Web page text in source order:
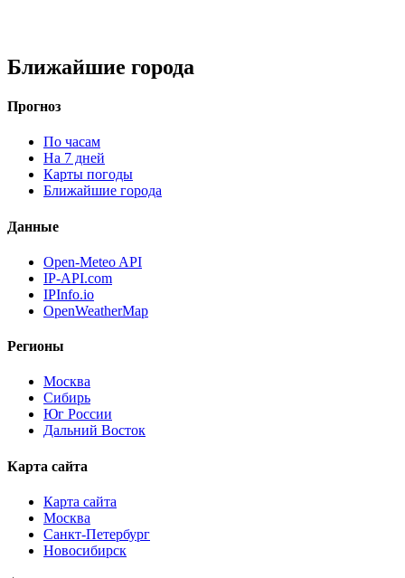
Ближайшие города
Прогноз
По часам
На 7 дней
Карты погоды
Ближайшие города
Данные
Open-Meteo API
IP-API.com
IPInfo.io
OpenWeatherMap
Регионы
Москва
Сибирь
Юг России
Дальний Восток
Карта сайта
Карта сайта
Москва
Санкт-Петербург
Новосибирск